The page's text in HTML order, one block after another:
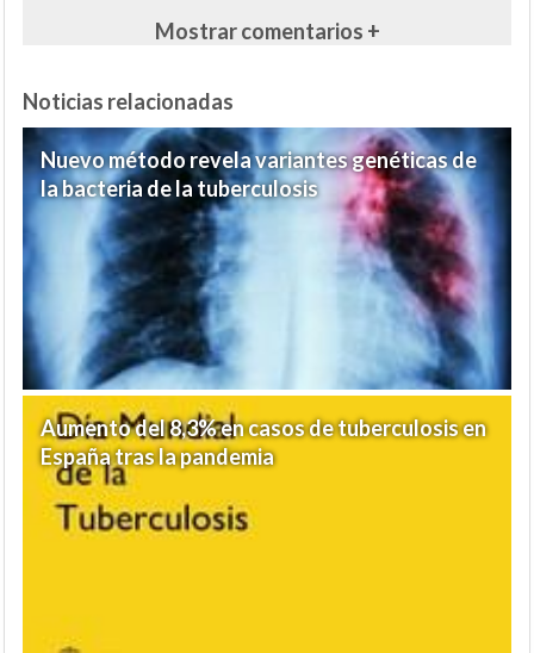
Mostrar comentarios +
Noticias relacionadas
Nuevo método revela variantes genéticas de
la bacteria de la tuberculosis
Aumento del 8,3% en casos de tuberculosis en
España tras la pandemia